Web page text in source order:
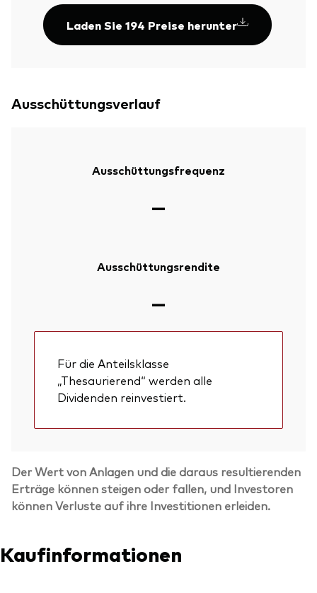
Laden Sie 194 Preise herunter
Ausschüttungsverlauf
Ausschüttungsfrequenz
—
Ausschüttungsrendite
—
Für die Anteilsklasse
„Thesaurierend“ werden alle
Dividenden reinvestiert.
Der Wert von Anlagen und die daraus resultierenden
Erträge können steigen oder fallen, und Investoren
können Verluste auf ihre Investitionen erleiden.
Kaufinformationen